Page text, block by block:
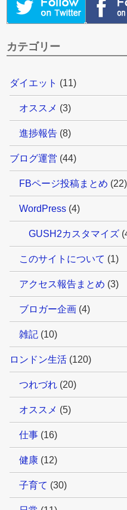
カテゴリー
ダイエット (11)
オススメ (3)
進捗報告 (8)
ブログ運営 (44)
FBページ投稿まとめ (22)
WordPress (4)
GUSH2カスタマイズ
このサイトについて (1)
アクセス報告まとめ (3)
ブロガー企画 (4)
雑記 (10)
ロンドン生活 (120)
つれづれ (20)
オススメ (5)
仕事 (16)
健康 (12)
子育て (30)